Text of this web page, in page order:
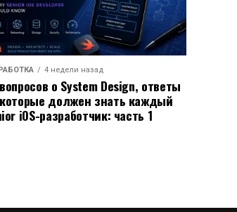
4 недели назад
о System Design, ответы
должен знать каждый
iOS-разработчик: часть 1